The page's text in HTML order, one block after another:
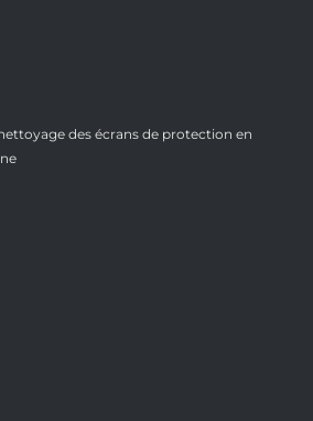
des écrans de protection en